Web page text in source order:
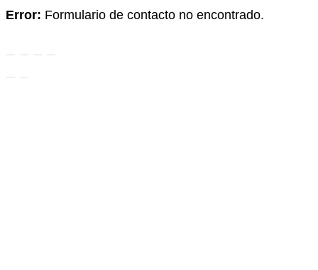
Error: Formulario de contacto no encontrado.